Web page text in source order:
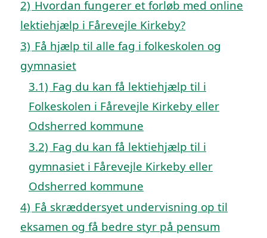
2) Hvordan fungerer et forløb med online
lektiehjælp i Fårevejle Kirkeby?
3) Få hjælp til alle fag i folkeskolen og
gymnasiet
3.1) Fag du kan få lektiehjælp til i
Folkeskolen i Fårevejle Kirkeby eller
Odsherred kommune
3.2) Fag du kan få lektiehjælp til i
gymnasiet i Fårevejle Kirkeby eller
Odsherred kommune
4) Få skræddersyet undervisning op til
eksamen og få bedre styr på pensum